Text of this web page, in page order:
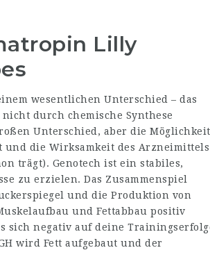
Lilly
wesentlichen Unterschied – das
durch chemische Synthese
Unterschied, aber die Möglichkeit
die Wirksamkeit des Arzneimittels
trägt). Genotech ist ein stabiles,
zu erzielen. Das Zusammenspiel
und die Produktion von
und Fettabbau positiv
sich negativ auf deine
wird Fett aufgebaut und der